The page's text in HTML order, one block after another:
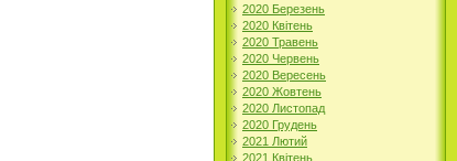
2020 Березень
2020 Квітень
2020 Травень
2020 Червень
2020 Вересень
2020 Жовтень
2020 Листопад
2020 Грудень
2021 Лютий
2021 Квітень